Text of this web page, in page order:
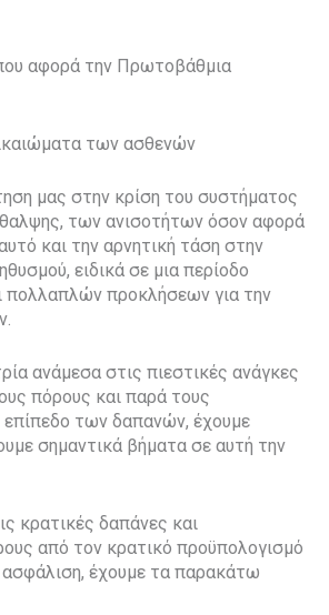
αφορά την Πρωτοβάθμια
των ασθενών
μας στην κρίση του συστήματος
των ανισοτήτων όσον αφορά
και την αρνητική τάση στην
ειδικά σε μια περίοδο
πολλαπλών προκλήσεων για την
ανάμεσα στις πιεστικές ανάγκες
πόρους και παρά τους
επίπεδο των δαπανών, έχουμε
σημαντικά βήματα σε αυτή την
κρατικές δαπάνες και
από τον κρατικό προϋπολογισμό
ασφάλιση, έχουμε τα παρακάτω